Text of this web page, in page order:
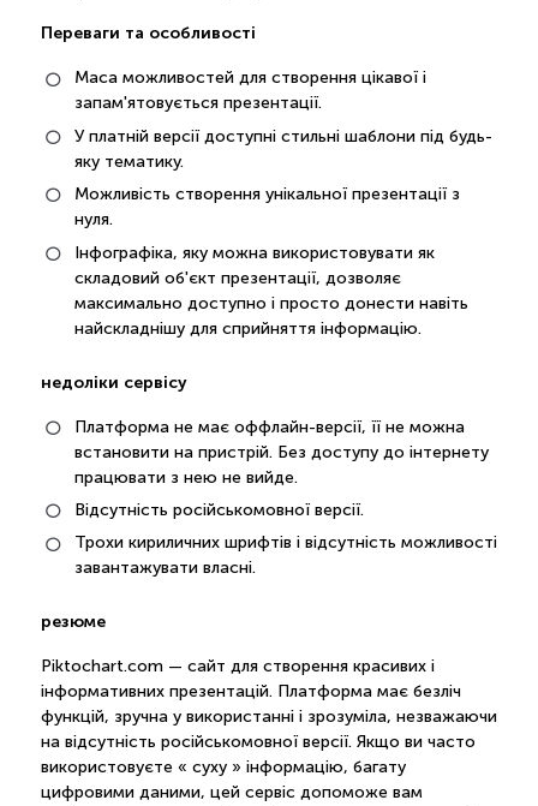
Переваги та особливості
Маса можливостей для створення цікавої і
запам'ятовується презентації.
У платній версії доступні стильні шаблони під будь-
яку тематику.
Можливість створення унікальної презентації з
нуля.
Інфографіка, яку можна використовувати як
складовий об'єкт презентації, дозволяє
максимально доступно і просто донести навіть
найскладнішу для сприйняття інформацію.
недоліки сервісу
Платформа не має оффлайн-версії, її не можна
встановити на пристрій. Без доступу до інтернету
працювати з нею не вийде.
Відсутність російськомовної версії.
Трохи кириличних шрифтів і відсутність можливості
завантажувати власні.
резюме
Piktochart.com — сайт для створення красивих і
інформативних презентацій. Платформа має безліч
функцій, зручна у використанні і зрозуміла, незважаючи
на відсутність російськомовної версії. Якщо ви часто
використовуєте « суху » інформацію, багату
цифровими даними, цей сервіс допоможе вам